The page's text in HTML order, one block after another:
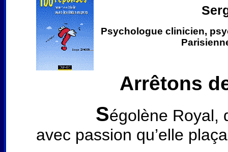
Psychologue clinicien,
Arrêtons
Ségolène Royal,
avec passion qu’elle